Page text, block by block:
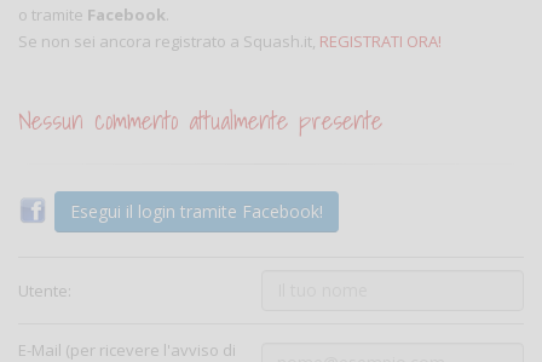
o tramite Facebook.
Se non sei ancora registrato a Squash.it, REGISTRATI ORA!
Nessun commento attualmente presente
Esegui il login tramite Facebook!
Utente:
E-Mail (per ricevere l'avviso di